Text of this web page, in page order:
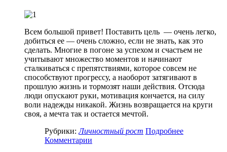
Всем большой привет! Поставить цель — очень легко,
добиться ее — очень сложно, если не знать, как это
сделать. Многие в погоне за успехом и счастьем не
учитывают множество моментов и начинают
сталкиваться с препятствиями, которое совсем не
способствуют прогрессу, а наоборот затягивают в
прошлую жизнь и тормозят наши действия. Отсюда
люди опускают руки, мотивация кончается, на силу
воли надежды никакой. Жизнь возвращается на круги
своя, а мечта так и остается мечтой.
Рубрики: Личностный рост Подробнее
Комментарии